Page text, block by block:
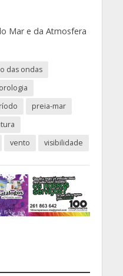
Mar e da Atmosfera
das ondas
preia-mar
vento visibilidade